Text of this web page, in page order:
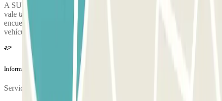
A SU REGRESO: Llame al número de teléfono que figura en el
vale tan pronto como recoja su equipaje y diríjase al punto de
encuentro, donde el personal del aparcamiento le entregará su
vehículo.
Información adicional
Servicio 24 horas